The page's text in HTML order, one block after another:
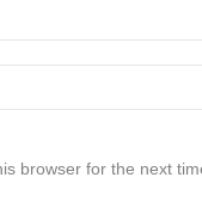
browser for the next